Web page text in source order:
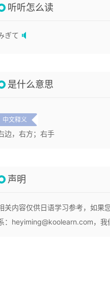
听听怎么读
ぎて
是什么意思
中文释义
边，右方；右手
声明
关内容仅供日语学习参考，如果
：heyiming@koolearn.com，我